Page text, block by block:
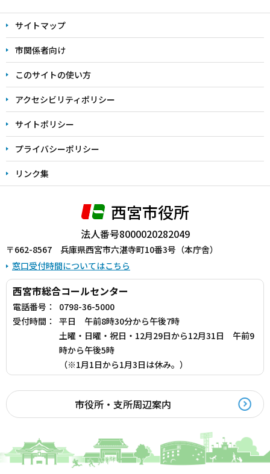
文
こ
こ
ま
で
サイトマップ
市関係者向け
このサイトの使い方
アクセシビリティポリシー
サイトポリシー
プライバシーポリシー
リンク集
西宮市役所
法人番号8000020282049
〒662-8567 兵庫県西宮市六湛寺町10番3号（本庁舎）
窓口受付時間についてはこちら
西宮市総合コールセンター
電話番号：
0798-36-5000
受付時間：
平日 午前8時30分から午後7時
土曜・日曜・祝日・12月29日から12月31日 午前9
時から午後5時
（※1月1日から1月3日は休み。）
市役所・支所周辺案内